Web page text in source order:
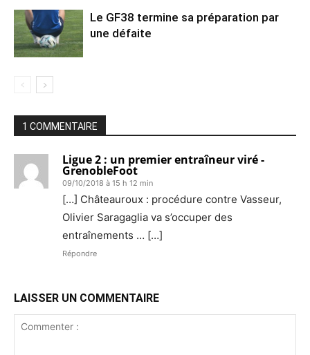
Le GF38 termine sa préparation par
une défaite
1 COMMENTAIRE
Ligue 2 : un premier entraîneur viré -
GrenobleFoot
09/10/2018 à 15 h 12 min
[…] Châteauroux : procédure contre Vasseur,
Olivier Saragaglia va s’occuper des
entraînements … […]
Répondre
LAISSER UN COMMENTAIRE